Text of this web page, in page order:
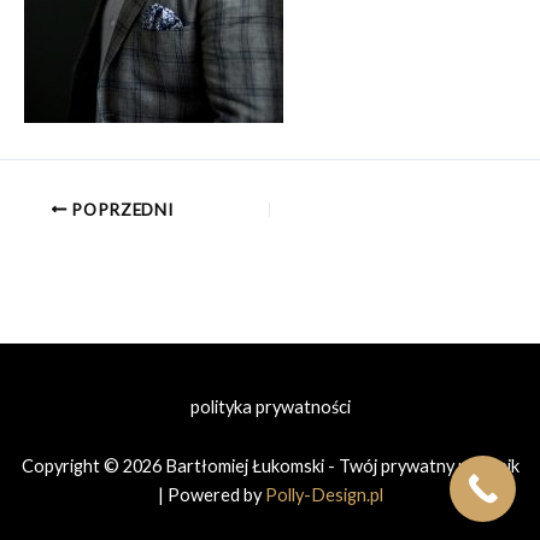
POPRZEDNI
polityka prywatności
Copyright © 2026 Bartłomiej Łukomski - Twój prywatny prawnik
| Powered by Polly-Design.pl